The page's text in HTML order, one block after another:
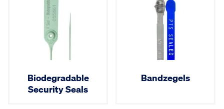
Biodegradable
Security Seals
Bandzegels